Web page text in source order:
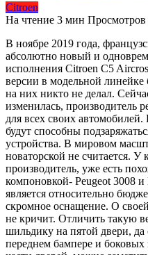
Citroen
На чтение 3 мин Просмотров
В ноябре 2019 года,
абсолютно новый и
исполнения Citroen C5
версии в модельной
на них никто не делал.
изменилась, производитель
для всех своих автомобилей.
будут способны
устройства. В мировом
новаторской не считается. У
производитель, уже есть
компоновкой- Peugeot 3008
является относительно
скромное оснащение. О
не кричит. Отличить такую
шильдику на пятой двери,
переднем бампере и